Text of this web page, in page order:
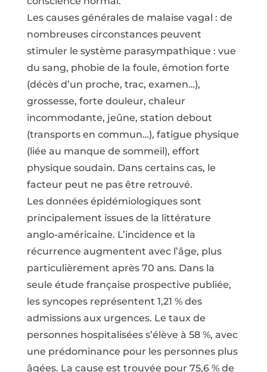
Les causes générales de malaise vagal : de
nombreuses circonstances peuvent
stimuler le système parasympathique : vue
du sang, phobie de la foule, émotion forte
(décès d’un proche, trac, examen…),
grossesse, forte douleur, chaleur
incommodante, jeûne, station debout
(transports en commun…), fatigue physique
(liée au manque de sommeil), effort
physique soudain. Dans certains cas, le
facteur peut ne pas être retrouvé.
Les données épidémiologiques sont
principalement issues de la littérature
anglo-américaine. L’incidence et la
récurrence augmentent avec l’âge, plus
particulièrement après 70 ans. Dans la
seule étude française prospective publiée,
les syncopes représentent 1,21 % des
admissions aux urgences. Le taux de
personnes hospitalisées s’élève à 58 %, avec
une prédominance pour les personnes plus
âgées. La cause est trouvée pour 75,6 % de